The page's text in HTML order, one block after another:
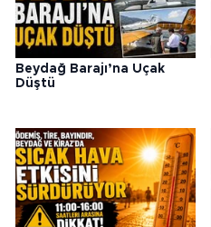
Beydağ Barajı’na Uçak
Düştü